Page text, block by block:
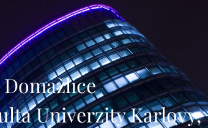
Univerzity